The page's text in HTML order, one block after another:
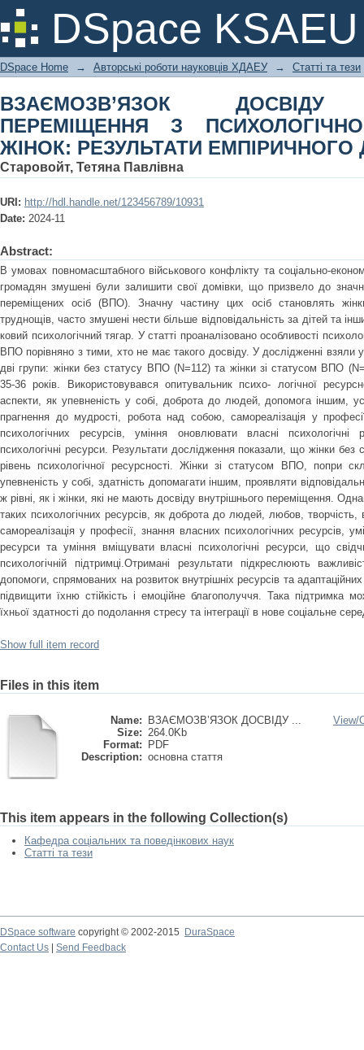
DSpace KSAEU
ВЗАЄМОЗВ’ЯЗОК ДОСВІДУ
ПСИХОЛОГІЧНОЮ
ДОСЛІДЖЕННЯ
DSpace Home → Авторські роботи науковців ХДАЕУ → Статті та тези
ВЗАЄМОЗВ’ЯЗОК ДОСВІДУ
ПЕРЕМІЩЕННЯ З
ЖІНОК: РЕЗУЛЬТАТИ
Старовойт, Тетяна Павлівна
URI: http://hdl.handle.net/123456789/10931
Date: 2024-11
Abstract:
В умовах повномасштабного військового конфлікту та соціально-
громадян змушені були залишити свої домівки, що призвело до
переміщених осіб (ВПО). Значну частину цих осіб становлять
труднощів, часто змушені нести більше відповідальність за дітей та
ковий психологічний тягар. У статті проаналізовано особливості
ВПО порівняно з тими, хто не має такого досвіду. У дослідженні взяли
дві групи: жінки без статусу ВПО (N=112) та жінки зі статусом ВПО
35-36 років. Використовувався опитувальник психо- логічної
аспекти, як упевненість у собі, доброта до людей, допомога іншим,
прагнення до мудрості, робота над собою, самореалізація у
психологічних ресурсів, уміння оновлювати власні
психологічні ресурси. Результати дослідження показали, що жінки
рівень психологічної ресурсності. Жінки зі статусом ВПО, попри
упевненість у собі, здатність допомагати іншим, проявляти
ж рівні, як і жінки, які не мають досвіду внутрішнього переміщення.
таких психологічних ресурсів, як доброта до людей, любов,
самореалізація у професії, знання власних психологічних ресурсів,
ресурси та уміння вміщувати власні психологічні ресурси, що
психологічній підтримці.Отримані результати підкреслюють
допомоги, спрямованих на розвиток внутрішніх ресурсів та
підвищити їхню стійкість і емоційне благополуччя. Така
їхньої здатності до подолання стресу та інтеграції в нове соціальне
Show full item record
Files in this item
Name:
ВЗАЄМОЗВ’ЯЗОК ДОСВІДУ ...
Size: 264.0Kb
Format:
PDF
Description: основна стаття
View/
This item appears in the following Collection(s)
Кафедра соціальних та поведінкових наук
Статті та тези
DSpace software copyright © 2002-2015
DuraSpace
Contact Us
Send Feedback